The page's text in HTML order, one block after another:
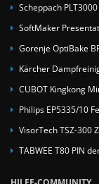
Scheppach
SoftMaker
Gorenje OptiBake
Kärcher
CUBOT Kingkong
Philips EP5335/10
VisorTech TSZ-300
TABWEE T80 PIN
HILFE-COMMUNITY